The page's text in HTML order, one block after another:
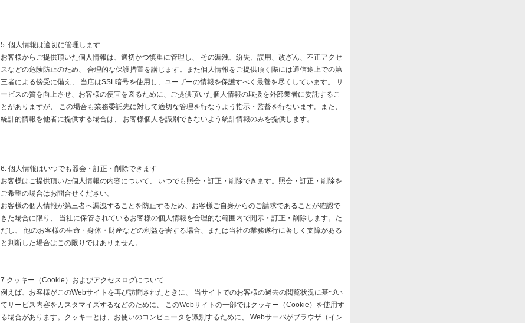
5. 個人情報は適切に管理します
お客様からご提供頂いた個人情報は、適切かつ慎重に管理し、 その漏洩、紛失、誤用、改ざん、不正アクセ
スなどの危険防止のため、 合理的な保護措置を講じます。また個人情報をご提供頂く際には通信途上での第
三者による傍受に備え、 当店はSSL暗号を使用し、ユーザーの情報を保護すべく最善を尽くしています。 サ
ービスの質を向上させ、お客様の便宜を図るために、ご提供頂いた個人情報の取扱を外部業者に委託するこ
とがありますが、 この場合も業務委託先に対して適切な管理を行なうよう指示・監督を行ないます。また、
統計的情報を他者に提供する場合は、 お客様個人を識別できないよう統計情報のみを提供します。
6. 個人情報はいつでも照会・訂正・削除できます
お客様はご提供頂いた個人情報の内容について、 いつでも照会・訂正・削除できます。照会・訂正・削除を
ご希望の場合はお問合せください。
お客様の個人情報が第三者へ漏洩することを防止するため、お客様ご自身からのご請求であることが確認で
きた場合に限り、 当社に保管されているお客様の個人情報を合理的な範囲内で開示・訂正・削除します。た
だし、 他のお客様の生命・身体・財産などの利益を害する場合、または当社の業務遂行に著しく支障がある
と判断した場合はこの限りではありません。
7.クッキー（Cookie）およびアクセスログについて
例えば、お客様がこのWebサイトを再び訪問されたときに、 当サイトでのお客様の過去の閲覧状況に基づい
てサービス内容をカスタマイズするなどのために、 このWebサイトの一部ではクッキー（Cookie）を使用す
る場合があります。クッキーとは、お使いのコンピュータを識別するために、 Webサーバがブラウザ（イン